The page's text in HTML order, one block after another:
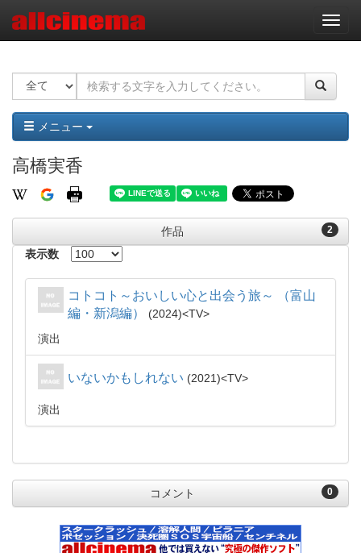
ナ
ビ
ー
ョ
ン
メニュー
高橋実香
2
作品
表示数
コトコト～おいしい心と出会う旅～ （富山
編・新潟編）
2024
TV
演出
いないかもしれない 2021 TV
演出
0
コメント